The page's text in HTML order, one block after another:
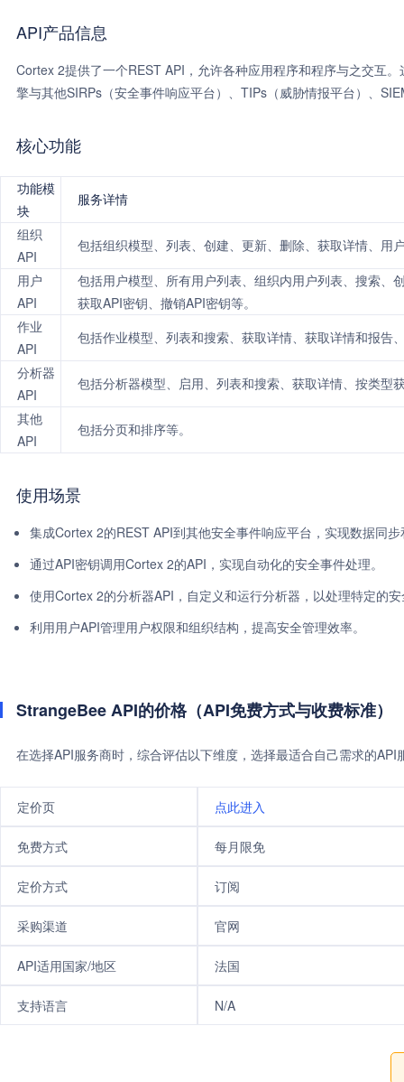
API产品信息
Cortex 2提供了一个REST API，允许各种应用程序和程序与之交互
擎与其他SIRPs（安全事件响应平台）、TIPs（威胁情报平台）、
核心功能
功能模
块
服务详情
组织
API
包括组织模型、列表、创建、更新、删除、获取详情、用
用户
API
包括用户模型、所有用户列表、组织内用户列表、搜索、
获取API密钥、撤销API密钥等。
作业
API
包括作业模型、列表和搜索、获取详情、获取详情和报告
分析器
API
包括分析器模型、启用、列表和搜索、获取详情、按类型
其他
API
包括分页和排序等。
使用场景
集成Cortex 2的REST API到其他安全事件响应平台，实现数据同
通过API密钥调用Cortex 2的API，实现自动化的安全事件处理。
使用Cortex 2的分析器API，自定义和运行分析器，以处理特定的
利用用户API管理用户权限和组织结构，提高安全管理效率。
StrangeBee API的价格（API免费方式与收费标准）
在选择API服务商时，综合评估以下维度，选择最适合自己需求的
定价页 点此进入
免费方式 每月限免
定价方式 订阅
采购渠道 官网
API适用国家/地区 法国
支持语言 N/A